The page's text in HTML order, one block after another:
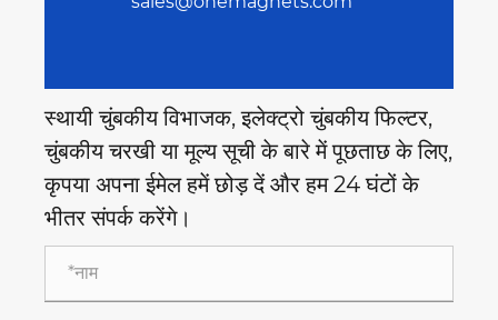
स्थायी चुंबकीय विभाजक, इलेक्ट्रो चुंबकीय फिल्टर,
चुंबकीय चरखी या मूल्य सूची के बारे में पूछताछ के लिए,
कृपया अपना ईमेल हमें छोड़ दें और हम 24 घंटों के
भीतर संपर्क करेंगे।